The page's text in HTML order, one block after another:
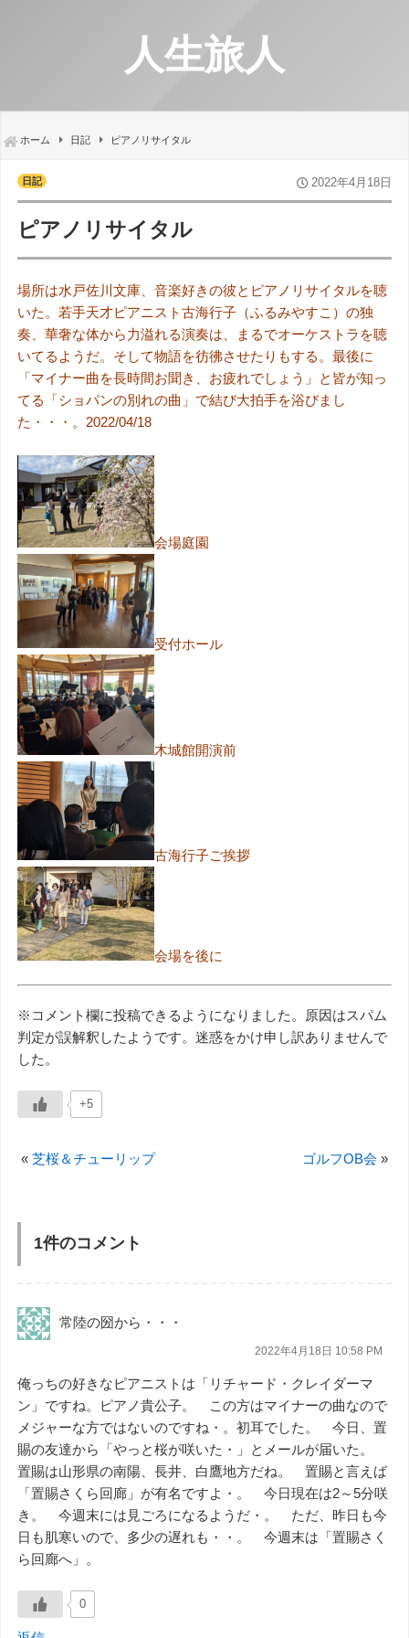
人生旅人
ホーム 日記 ピアノリサイタル
日記 2022年4月18日
ピアノリサイタル
場所は水戸佐川文庫、音楽好きの彼とピアノリサイタルを聴
いた。若手天才ピアニスト古海行子（ふるみやすこ）の独
奏、華奢な体から力溢れる演奏は、まるでオーケストラを聴
いてるようだ。そして物語を彷彿させたりもする。最後に
「マイナー曲を長時間お聞き、お疲れでしょう」と皆が知っ
てる「ショパンの別れの曲」で結び大拍手を浴びまし
た・・・。2022/04/18
会場庭園
受付ホール
木城館開演前
古海行子ご挨拶
会場を後に
※コメント欄に投稿できるようになりました。原因はスパム
判定が誤解釈したようです。迷惑をかけ申し訳ありませんで
した。
+5
« 芝桜＆チューリップ ゴルフOB会 »
1件のコメント
常陸の圀から・・・
2022年4月18日 10:58 PM
俺っちの好きなピアニストは「リチャード・クレイダーマ
ン」ですね。ピアノ貴公子。 この方はマイナーの曲なので
メジャーな方ではないのですね・。初耳でした。 今日、置
賜の友達から「やっと桜が咲いた・」とメールが届いた。
置賜は山形県の南陽、長井、白鷹地方だね。 置賜と言えば
「置賜さくら回廊」が有名ですよ・。 今日現在は2～5分咲
き。 今週末には見ごろになるようだ・。 ただ、昨日も今
日も肌寒いので、多少の遅れも・・。 今週末は「置賜さく
ら回廊へ」。
0